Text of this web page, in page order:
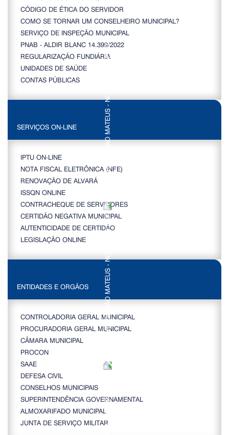
CÓDIGO DE ÉTICA DO SERVIDOR
COMO SE TORNAR UM CONSELHEIRO MUNICIPAL?
SERVIÇO DE INSPEÇÃO MUNICIPAL
PNAB - ALDIR BLANC 14.399/2022
REGULARIZAÇÃO FUNDIÁRIA
UNIDADES DE SAÚDE
CONTAS PÚBLICAS
SERVIÇOS ON-LINE
IPTU ON-LINE
NOTA FISCAL ELETRÔNICA (NFE)
RENOVAÇÃO DE ALVARÁ
ISSQN ONLINE
CONTRACHEQUE DE SERVIDORES
CERTIDÃO NEGATIVA MUNICIPAL
AUTENTICIDADE DE CERTIDÃO
LEGISLAÇÃO ONLINE
ENTIDADES E ORGÃOS
CONTROLADORIA GERAL MUNICIPAL
PROCURADORIA GERAL MUNICIPAL
CÂMARA MUNICIPAL
PROCON
SAAE
DEFESA CIVIL
CONSELHOS MUNICIPAIS
SUPERINTENDÊNCIA GOVERNAMENTAL
ALMOXARIFADO MUNICIPAL
JUNTA DE SERVIÇO MILITAR